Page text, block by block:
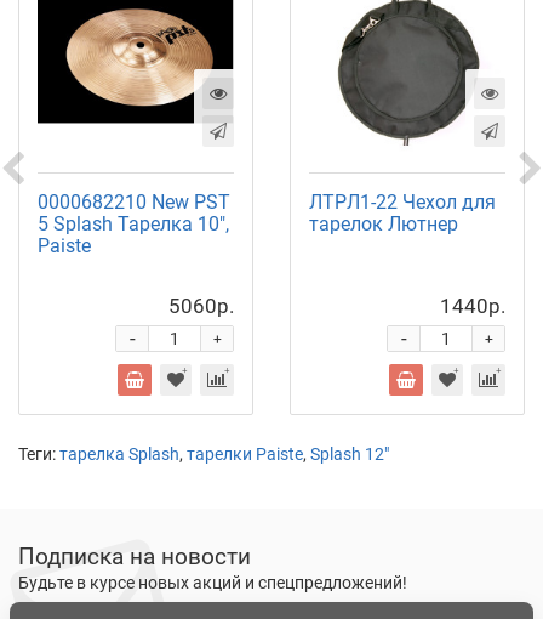
0000682210 New PST
5 Splash Тарелка 10",
Paiste
5060р.
+
-
ЛТРЛ1-22 Чехол для
тарелок Лютнер
1440р.
+
-
Теги:тарелка Splash, тарелки Paiste, Splash 12"
Подписка на новости
Будьте в курсе новых акций и спецпредложений!